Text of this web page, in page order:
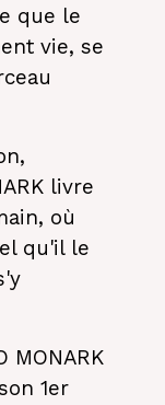
que le
vie, se
livre
où
qu'il le
MONARK
1er